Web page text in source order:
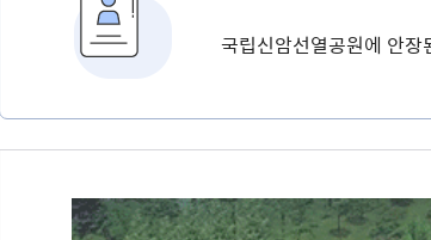
국립신암선열공원에 안